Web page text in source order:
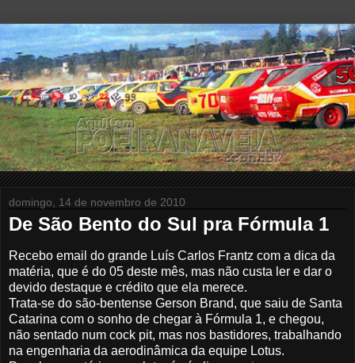
domingo, 14 de novembro de 2010
De São Bento do Sul pra Fórmula 1
Recebo email do grande Luís Carlos Frantz com a dica da
matéria, que é do 05 deste mês, mas não custa ler e dar o
devido destaque e crédito que ela merece.
Trata-se do são-bentense Gerson Brand, que saiu de Santa
Catarina com o sonho de chegar à Fórmula 1, e chegou,
não sentado num cock pit, mas nos bastidores, trabalhando
na engenharia da aerodinâmica da equipe Lotus.